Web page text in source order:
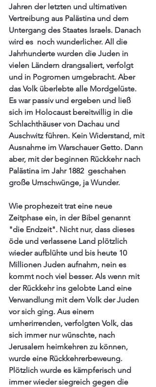
Jahren der letzten und ultimativen
Vertreibung aus Palästina und dem
Untergang des Staates Israels. Danach
wird es  noch wunderlicher. All die
Jahrhunderte wurden die Juden in
vielen Ländern drangsaliert, verfolgt
und in Pogromen umgebracht. Aber
das Volk überlebte alle Mordgelüste.
Es war passiv und ergeben und ließ
sich im Holocaust bereitwillig in die
Schlachthäuser von Dachau und
Auschwitz führen. Kein Widerstand, mit
Ausnahme im Warschauer Getto. Dann
aber, mit der beginnen Rückkehr nach
Palästina im Jahr 1882  geschahen
große Umschwünge, ja Wunder.
Wie prophezeit trat eine neue
Zeitphase ein, in der Bibel genannt
"die Endzeit". Nicht nur, dass dieses
öde und verlassene Land plötzlich
wieder aufblühte und bis heute 10
Millionen Juden aufnahm, nein es
kommt noch viel besser. Als wenn mit
der Rückkehr ins gelobte Land eine
Verwandlung mit dem Volk der Juden
vor sich ging. Aus einem
umherirrenden, verfolgten Volk, das
sich immer nur wünschte, nach
Jerusalem heimkehren zu können,
wurde eine Rückkehrerbeweung.
Plötzlich wurde es kämpferisch und
immer wieder siegreich gegen die